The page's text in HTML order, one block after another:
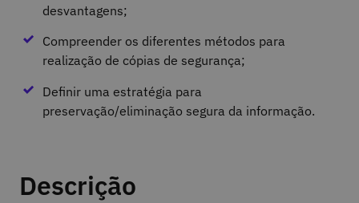
desvantagens;
Compreender os diferentes métodos para
realização de cópias de segurança;
Definir uma estratégia para
preservação/eliminação segura da informação.
Descrição